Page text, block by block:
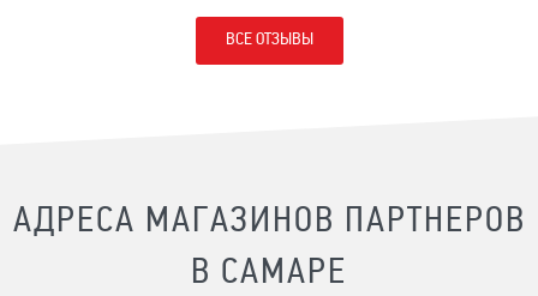
ВСЕ ОТЗЫВЫ
АДРЕСА МАГАЗИНОВ ПАРТНЕРОВ
В САМАРЕ